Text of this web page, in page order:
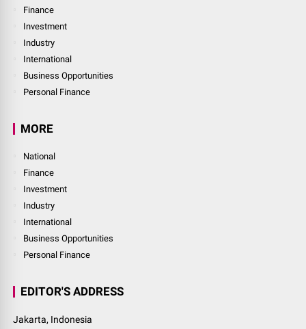
Finance
Investment
Industry
International
Business Opportunities
Personal Finance
MORE
National
Finance
Investment
Industry
International
Business Opportunities
Personal Finance
EDITOR'S ADDRESS
Jakarta, Indonesia